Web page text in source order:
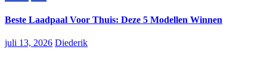
Beste Laadpaal Voor Thuis: Deze 5 Modellen Winnen
juli 13, 2026 Diederik